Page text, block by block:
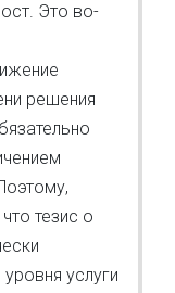
Это во-
решения
тезис о
услуги